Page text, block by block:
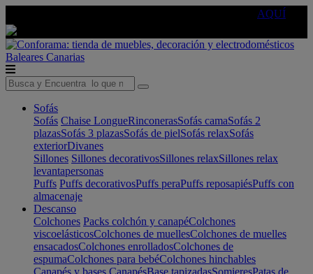
AQUÍ
Baleares Canarias
Sofás
Sofás Chaise LongueRinconerasSofás camaSofás 2
plazasSofás 3 plazasSofás de pielSofás relaxSofás
exteriorDivanes
Sillones Sillones decorativosSillones relaxSillones relax
levantapersonas
Puffs Puffs decorativosPuffs peraPuffs reposapiésPuffs con
almacenaje
Descanso
Colchones Packs colchón y canapéColchones
viscoelásticosColchones de muellesColchones de muelles
ensacadosColchones enrolladosColchones de
espumaColchones para bebéColchones hinchables
Canapés y bases CanapésBase tapizadasSomieresPatas de